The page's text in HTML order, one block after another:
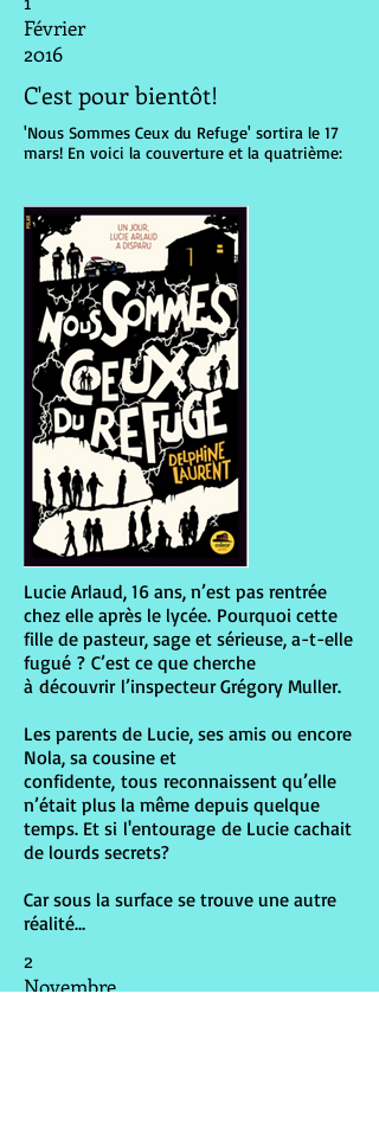
C'est pour bientôt!
Février
2016
'Nous Sommes Ceux du Refuge' sortira le 17
mars! En voici la couverture et la quatrième:
Lucie Arlaud, 16 ans, n’est pas rentrée
chez elle après le lycée. Pourquoi cette
fille de pasteur, sage et sérieuse, a-t-elle
fugué ? C’est ce que cherche
à découvrir l’inspecteur Grégory Muller.
Les parents de Lucie, ses amis ou encore
Nola, sa cousine et
confidente, tous reconnaissent qu’elle
n’était plus la même depuis quelque
temps. Et si l'entourage de Lucie cachait
de lourds secrets?
Car sous la surface se trouve une autre
réalité…
2
Novembre